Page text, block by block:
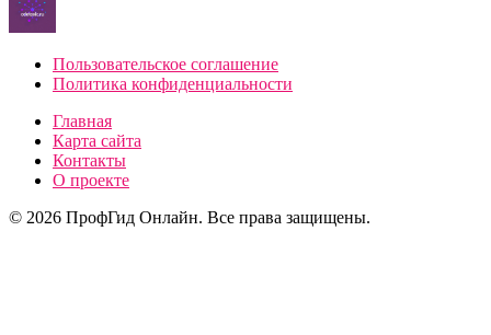
Пользовательское соглашение
Политика конфиденциальности
Главная
Карта сайта
Контакты
О проекте
© 2026 ПрофГид Онлайн. Все права защищены.